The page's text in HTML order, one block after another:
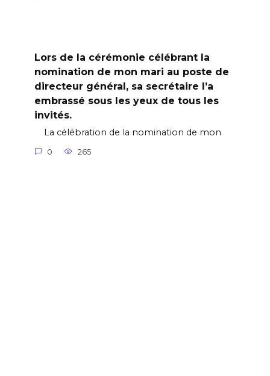
Lors de la cérémonie célébrant la
nomination de mon mari au poste de
directeur général, sa secrétaire l’a
embrassé sous les yeux de tous les
invités.
La célébration de la nomination de mon
0 265